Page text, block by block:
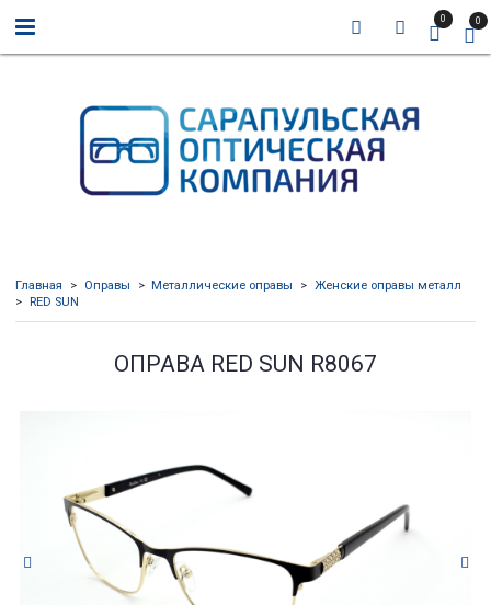
0 0
Главная Оправы Металлические оправы
Женские оправы металл
RED SUN
ОПРАВА RED SUN R8067